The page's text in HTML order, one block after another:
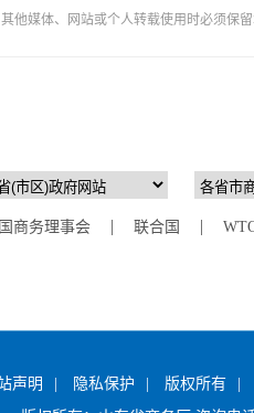
媒体、网站或个人转载使用时必须保
声明 | 隐私保护 | 版权所有 |